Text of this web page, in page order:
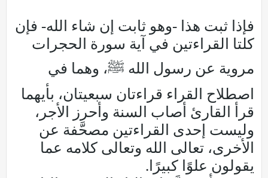
فإذا ثبت هذا -وهو ثابت إن شاء الله- فإن
كلتا القراءتين في آية سورة الحجرات
مروية عن رسول الله ﷺ، وهما في
اصطلاح القراء قراءتان سبعيتان، بأيهما
قرأ القارئ أصاب السنة وأحرز الأجر،
وليست إحدى القراءتين مصحَّفة عن
الأخرى، تعالى الله وتعالى كلامه عما
يقولون علوًا كبيرًا.